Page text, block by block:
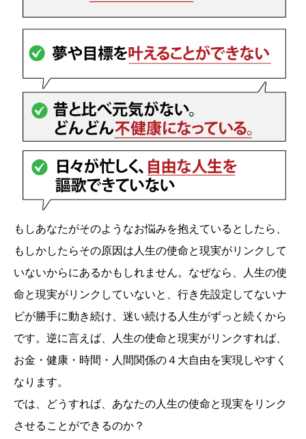
もしあなたがそのようなお悩みを抱えているとしたら、
もしかしたらその原因は人生の使命と現実がリンクして
いないからにあるかもしれません。なぜなら、人生の使
命と現実がリンクしていないと、行き先設定してないナ
ビが勝手に動き続け、迷い続ける人生がずっと続くから
です。逆に言えば、人生の使命と現実がリンクすれば、
お金・健康・時間・人間関係の４大自由を実現しやすく
なります。
では、どうすれば、あなたの人生の使命と現実をリンク
させることができるのか？